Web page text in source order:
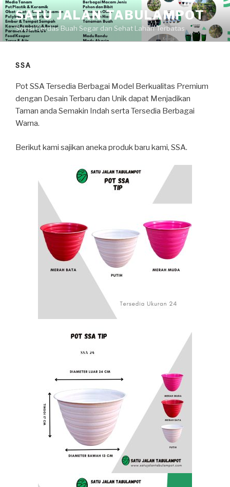
Skip
to
content
SATU JALAN TABULAMPOT
Solusi Cerdas Buah Segar dan Sehat Lahan Terbatas
SSA
Pot SSA Tersedia Berbagai Model Berkualitas Premium
dengan Desain Terbaru dan Unik dapat Menjadikan
Taman anda Semakin Indah serta Tersedia Berbagai
Warna.
Berikut kami sajikan aneka produk baru kami, SSA.